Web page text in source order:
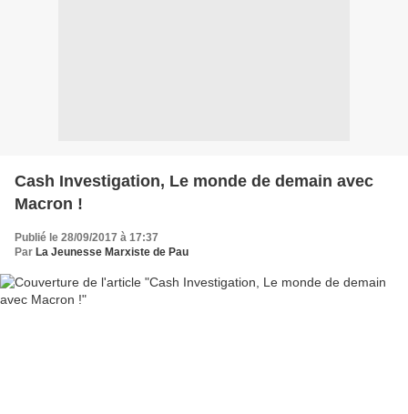
Cash Investigation, Le monde de demain avec
Macron !
Publié le 28/09/2017 à 17:37
Par La Jeunesse Marxiste de Pau